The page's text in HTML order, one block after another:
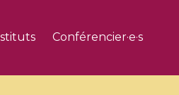
Conférencier·e·s